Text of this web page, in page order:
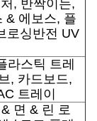
, 반짝이는,
& 에보스, 플
로싱반전 UV
라스틱 트레
, 카드보드,
트레이
면 & 린 로